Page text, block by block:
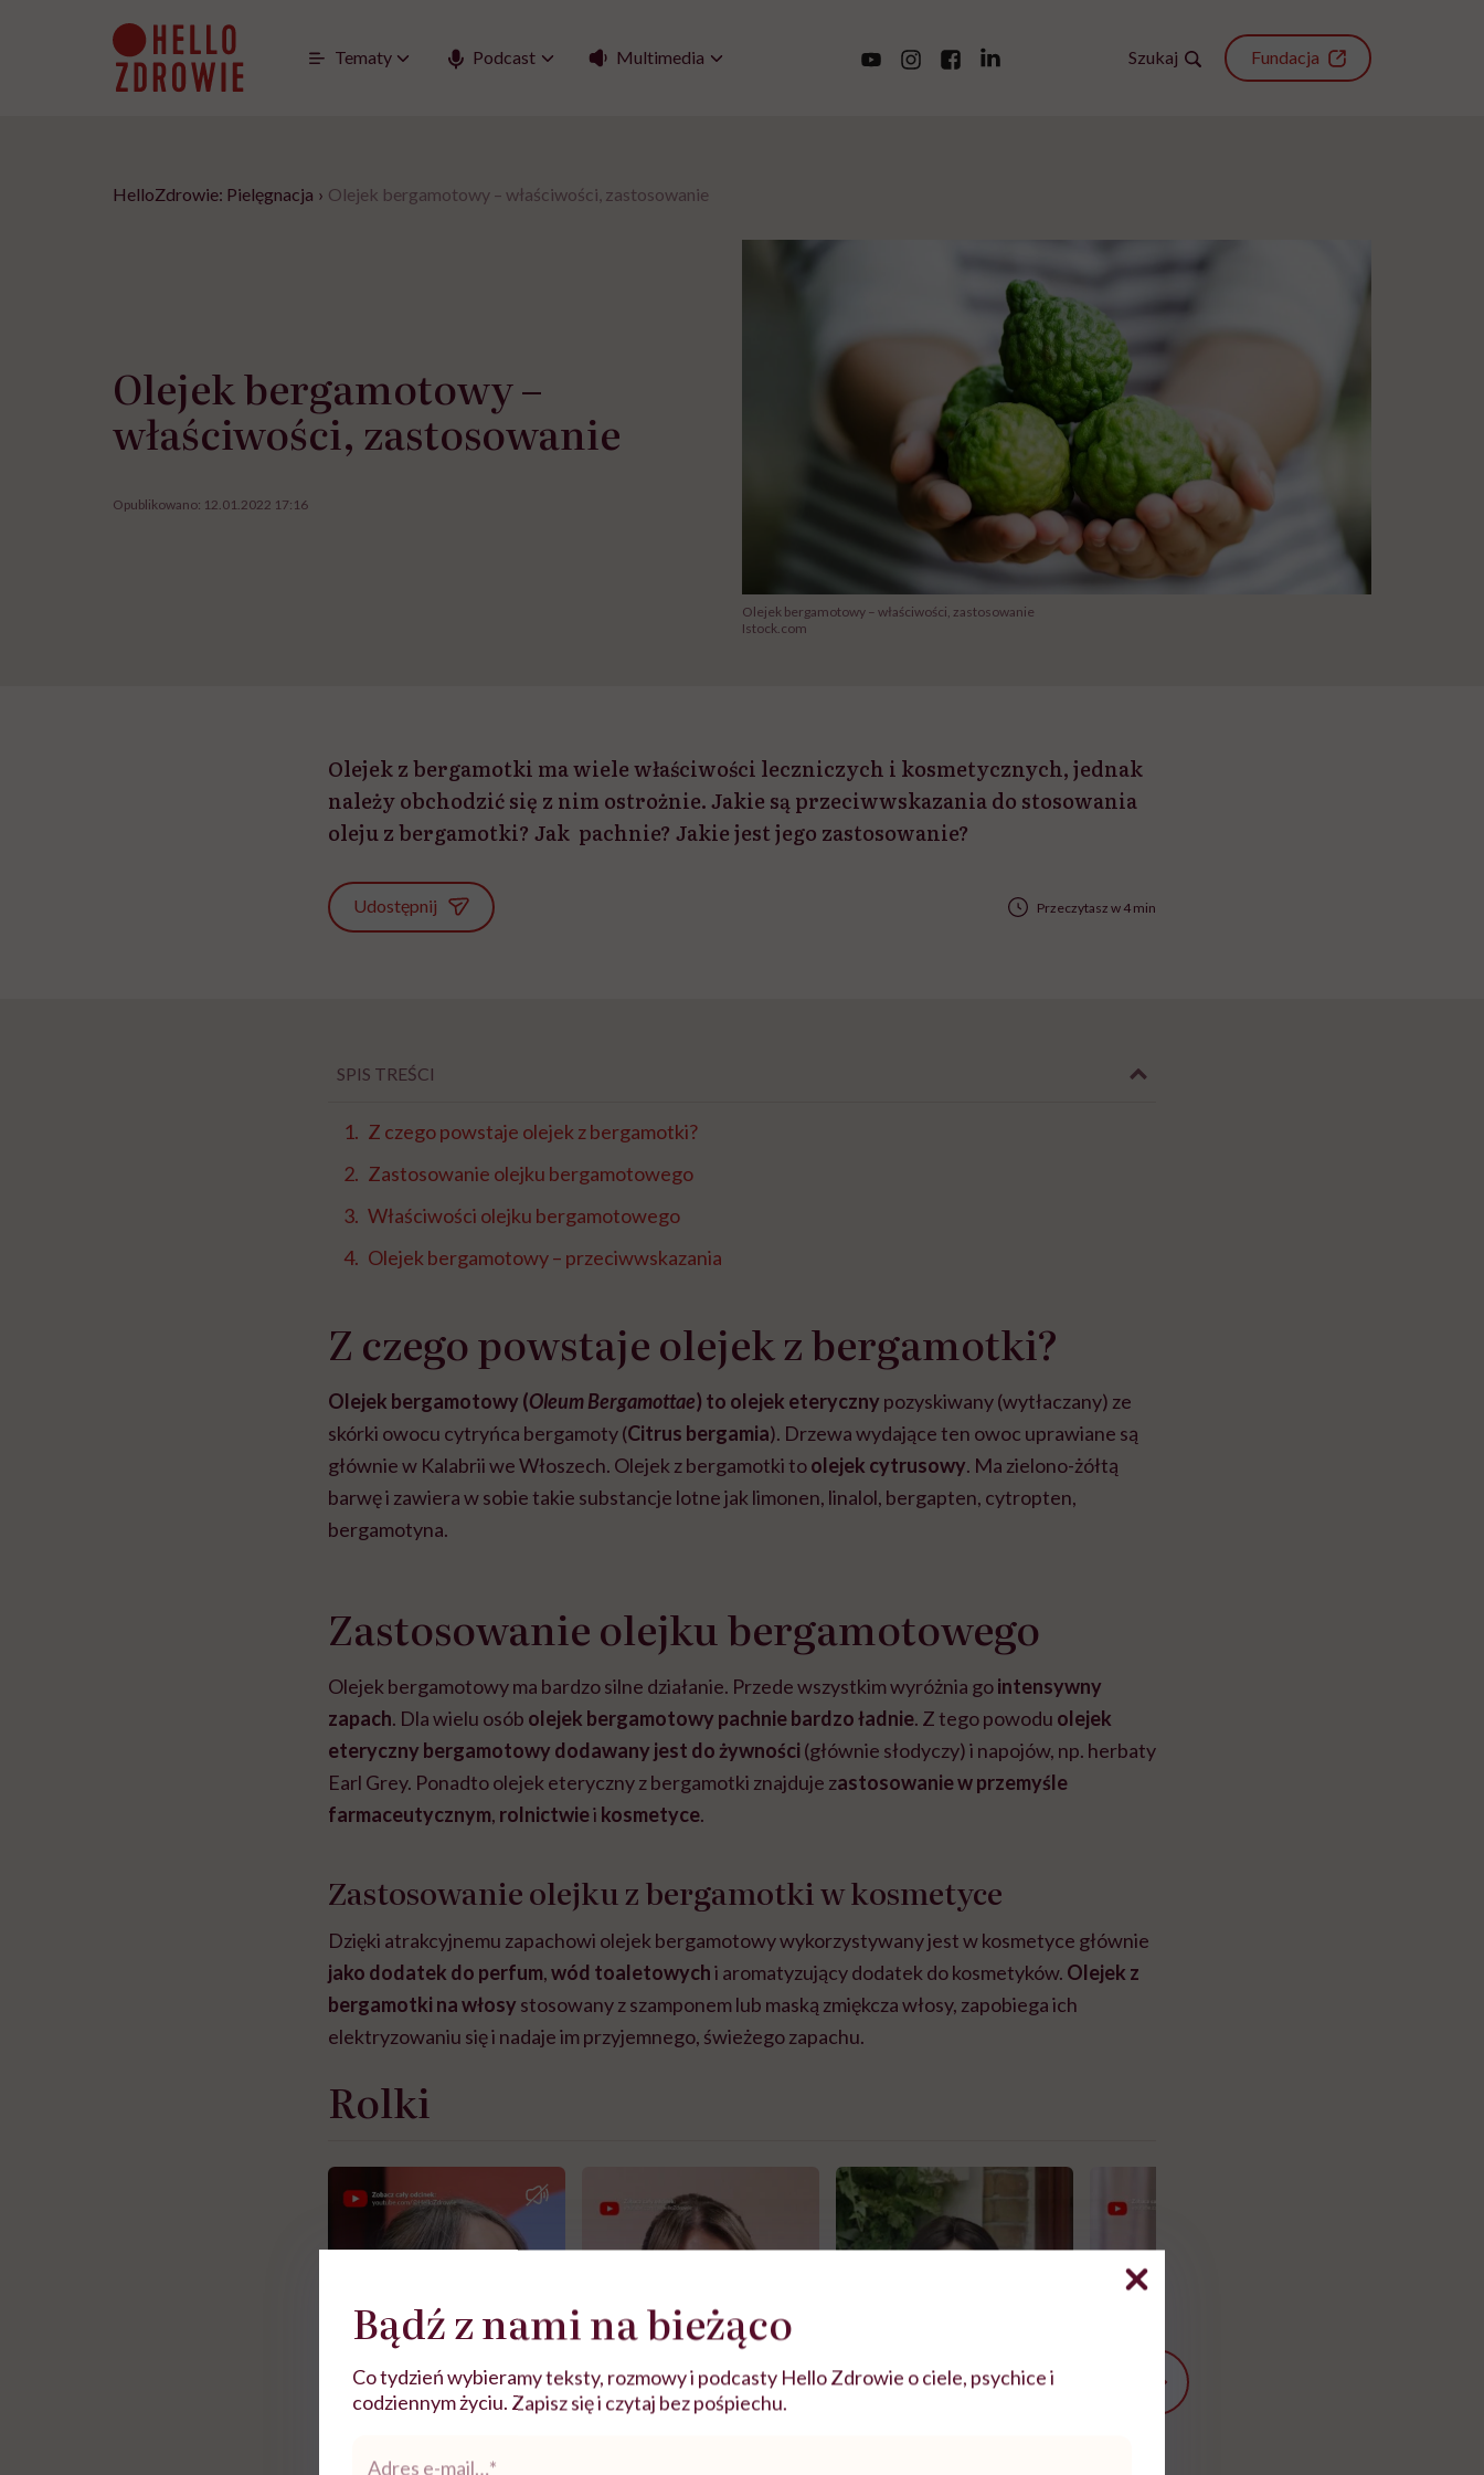
Tematy Podcast Multimedia Szukaj Fundacja
HelloZdrowie: Pielęgnacja › Olejek bergamotowy – właściwości, zastosowanie
Olejek bergamotowy –
właściwości, zastosowanie
Opublikowano: 12.01.2022 17:16
Olejek bergamotowy – właściwości, zastosowanie
Istock.com
Olejek z bergamotki ma wiele właściwości leczniczych i kosmetycznych, jednak
należy obchodzić się z nim ostrożnie. Jakie są przeciwwskazania do stosowania
oleju z bergamotki? Jak pachnie? Jakie jest jego zastosowanie?
Udostępnij Przeczytasz w 4 min
SPIS TREŚCI
Z czego powstaje olejek z bergamotki?
Zastosowanie olejku bergamotowego
Właściwości olejku bergamotowego
Olejek bergamotowy – przeciwwskazania
Z czego powstaje olejek z bergamotki?
Olejek bergamotowy (Oleum Bergamottae) to olejek eteryczny pozyskiwany (wytłaczany) ze
skórki owocu cytryńca bergamoty (Citrus bergamia). Drzewa wydające ten owoc uprawiane są
głównie w Kalabrii we Włoszech. Olejek z bergamotki toolejek cytrusowy. Ma zielono-żółtą
barwę i zawiera w sobie takie substancje lotne jak limonen, linalol, bergapten, cytropten,
bergamotyna.
Zastosowanie olejku bergamotowego
Olejek bergamotowy ma bardzo silne działanie. Przede wszystkim wyróżnia gointensywny
zapach. Dla wielu osób olejek bergamotowy pachnie bardzo ładnie. Z tego powodu olejek
eteryczny bergamotowy dodawany jest do żywności (głównie słodyczy) i napojów, np. herbaty
Earl Grey. Ponadto olejek eteryczny z bergamotki znajduje zastosowanie w przemyśle
farmaceutycznym, rolnictwiei kosmetyce.
Zastosowanie olejku z bergamotki w kosmetyce
Dzięki atrakcyjnemu zapachowi olejek bergamotowy wykorzystywany jest w kosmetyce głównie
jako dodatek do perfum,wód toaletowychi aromatyzujący dodatek do kosmetyków. Olejek z
bergamotki na włosy stosowany z szamponem lub maską zmiękcza włosy, zapobiega ich
elektryzowaniu się i nadaje im przyjemnego, świeżego zapachu.
Rolki
Bądź z nami na bieżąco
Co tydzień wybieramy teksty, rozmowy i podcasty Hello Zdrowie o ciele, psychice i
codziennym życiu. Zapisz się i czytaj bez pośpiechu.